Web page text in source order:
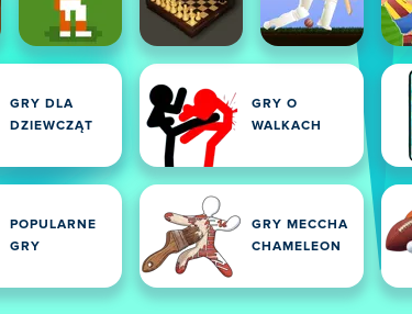
GRY DLA
DZIEWCZĄT
GRY O
WALKACH
POPULARNE
GRY
GRY MECCHA
CHAMELEON